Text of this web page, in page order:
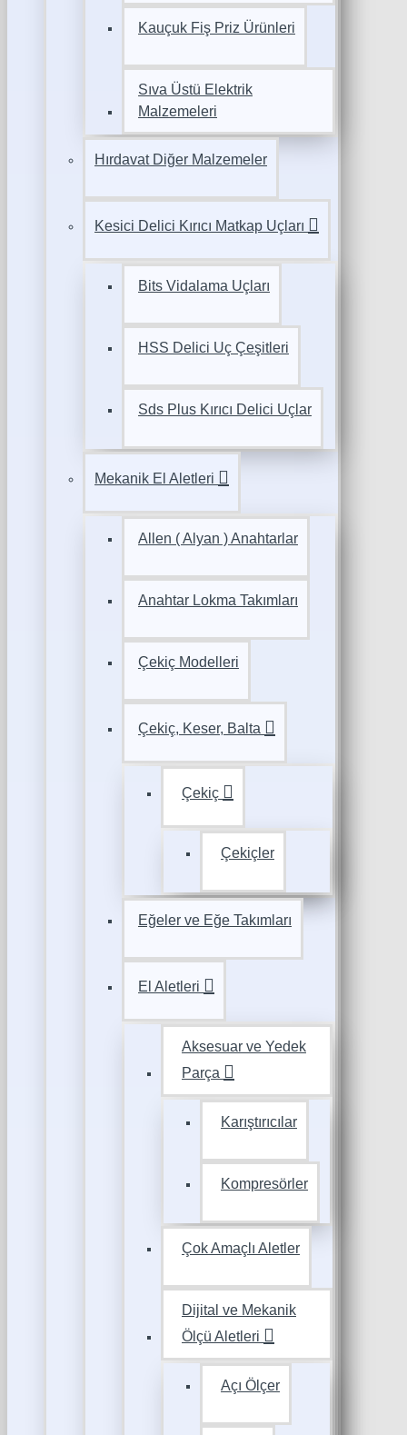
Kauçuk Fiş Priz Ürünleri
Sıva Üstü Elektrik
Malzemeleri
Hırdavat Diğer Malzemeler
Kesici Delici Kırıcı Matkap Uçları
Bits Vidalama Uçları
HSS Delici Uç Çeşitleri
Sds Plus Kırıcı Delici Uçlar
Mekanik El Aletleri
Allen ( Alyan ) Anahtarlar
Anahtar Lokma Takımları
Çekiç Modelleri
Çekiç, Keser, Balta
Çekiç
Çekiçler
Eğeler ve Eğe Takımları
El Aletleri
Aksesuar ve Yedek
Parça
Karıştırıcılar
Kompresörler
Çok Amaçlı Aletler
Dijital ve Mekanik
Ölçü Aletleri
Açı Ölçer